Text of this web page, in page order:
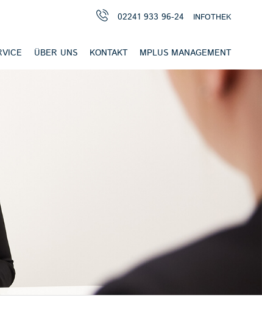
02241 933 96-24 INFOTHEK
ÜBER UNS KONTAKT MPLUS MANAGEMENT